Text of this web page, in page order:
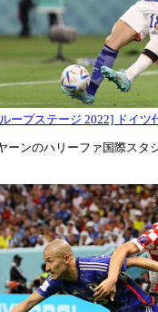
ープステージ 2022] ドイツ
ーンのハリーファ国際スタ